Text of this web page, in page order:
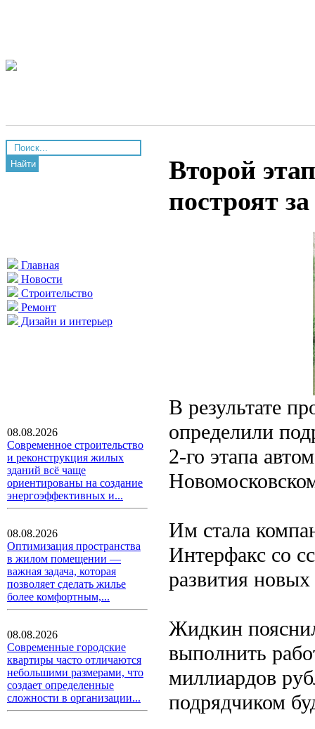
Найти
Главная
Новости
Строительство
Ремонт
Дизайн и интерьер
08.08.2026
Современное строительство
и реконструкция жилых
зданий всё чаще
ориентированы на создание
энергоэффективных и...
08.08.2026
Оптимизация пространства
в жилом помещении —
важная задача, которая
позволяет сделать жилье
более комфортным,...
08.08.2026
Современные городские
квартиры часто отличаются
небольшими размерами, что
создает определенные
сложности в организации...
Второй
построят
В результате
определили
2-го этапа
Им стала
Интерфакс со
развития
Жидкин
выполнить
миллиардов
подрядчиком